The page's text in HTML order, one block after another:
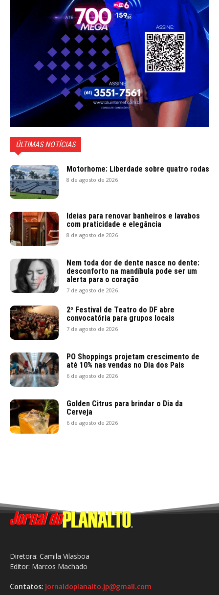
ÚLTIMAS NOTÍCIAS
Motorhome: Liberdade sobre quatro rodas
8 de agosto de 2026
Ideias para renovar banheiros e lavabos
com praticidade e elegância
8 de agosto de 2026
Nem toda dor de dente nasce no dente:
desconforto na mandíbula pode ser um
alerta para o coração
7 de agosto de 2026
2º Festival de Teatro do DF abre
convocatória para grupos locais
7 de agosto de 2026
PO Shoppings projetam crescimento de
até 10% nas vendas no Dia dos Pais
6 de agosto de 2026
Golden Citrus para brindar o Dia da
Cerveja
6 de agosto de 2026
Diretora: Camila Vilasboa
Editor: Marcos Machado
Contatos: jornaldoplanalto.jp@gmail.com